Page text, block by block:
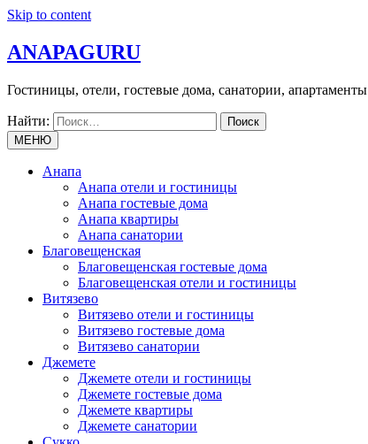
Skip to content
ANAPAGURU
Гостиницы, отели, гостевые дома, санатории, апартаменты
Найти:
МЕНЮ
Анапа
Анапа отели и гостиницы
Анапа гостевые дома
Анапа квартиры
Анапа санатории
Благовещенская
Благовещенская гостевые дома
Благовещенская отели и гостиницы
Витязево
Витязево отели и гостиницы
Витязево гостевые дома
Витязево санатории
Джемете
Джемете отели и гостиницы
Джемете гостевые дома
Джемете квартиры
Джемете санатории